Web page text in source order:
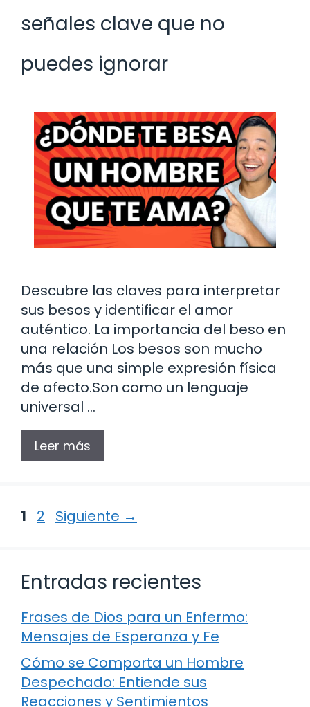
señales clave que no
puedes ignorar
Descubre las claves para interpretar
sus besos y identificar el amor
auténtico. La importancia del beso en
una relación Los besos son mucho
más que una simple expresión física
de afecto.Son como un lenguaje
universal …
Leer más
Página
1 Página
2 Siguiente →
Entradas recientes
Frases de Dios para un Enfermo:
Mensajes de Esperanza y Fe
Cómo se Comporta un Hombre
Despechado: Entiende sus
Reacciones y Sentimientos